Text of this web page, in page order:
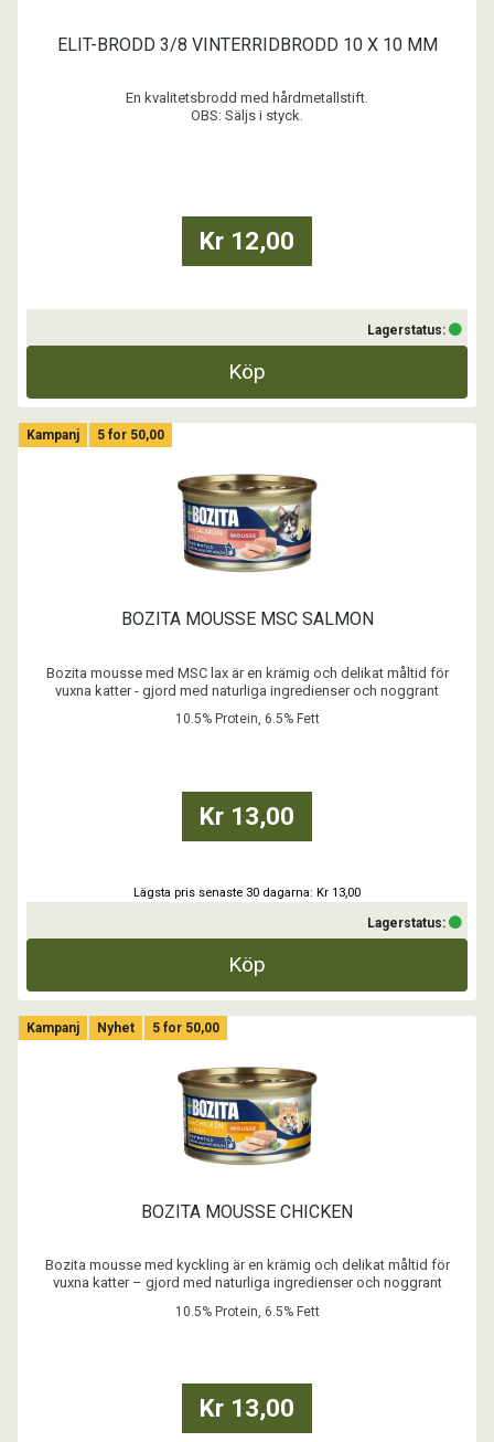
ELIT-BRODD 3/8 VINTERRIDBRODD 10 X 10 MM
En kvalitetsbrodd med hårdmetallstift.
OBS: Säljs i styck.
Kr 12,00
Lagerstatus:
Köp
Kampanj 5 for 50,00
BOZITA MOUSSE MSC SALMON
Bozita mousse med MSC lax är en krämig och delikat måltid för
vuxna katter - gjord med naturliga ingredienser och noggrant
- Med Postbiotika
10.5% Protein, 6.5% Fett
Kr 13,00
Lägsta pris senaste 30 dagarna: Kr 13,00
Lagerstatus:
Köp
Kampanj Nyhet 5 for 50,00
BOZITA MOUSSE CHICKEN
Bozita mousse med kyckling är en krämig och delikat måltid för
vuxna katter – gjord med naturliga ingredienser och noggrant
- Med Postbiotika
10.5% Protein, 6.5% Fett
Kr 13,00